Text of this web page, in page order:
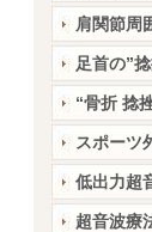
肩関節周
足首の”
“骨折 捻
スポーツ
低出力超
超音波療